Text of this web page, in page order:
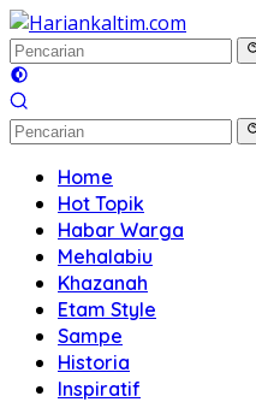
Langsung
ke
konten
Home
Hot Topik
Habar Warga
Mehalabiu
Khazanah
Etam Style
Sampe
Historia
Inspiratif